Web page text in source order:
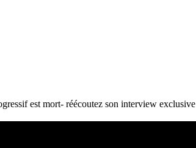
est mort- réécoutez son interview exclusive